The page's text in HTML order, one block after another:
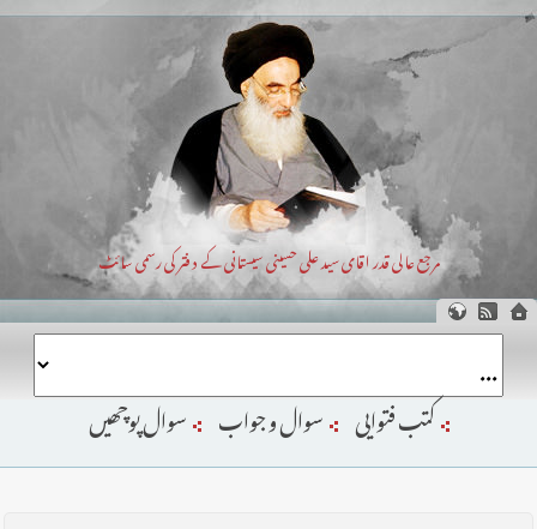
مرجع عالی قدر اقای سید علی حسینی سیستانی کے دفتر کی رسمی سائٹ
کتب فتوایی سوال و جواب سوال پوچھیں